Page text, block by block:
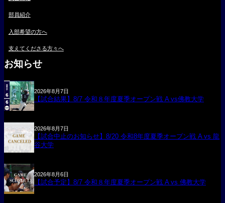
部員紹介
入部希望の方へ
支えてくださる方々へ
お知らせ
2026年8月7日
【試合結果】8/7 令和８年度夏季オープン戦 A vs佛教大学
2026年8月7日
【試合中止のお知らせ】8/20 令和8年度夏季オープン戦 A vs 龍
谷大学
2026年8月6日
【試合予定】8/7 令和８年度夏季オープン戦 A vs 佛教大学